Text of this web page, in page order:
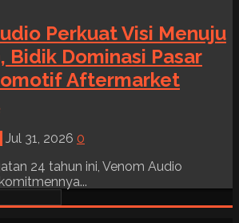
Perkuat Visi Menuju
Bidik Dominasi Pasar
Aftermarket
Jul 31, 2026 0
24 tahun ini, Venom Audio